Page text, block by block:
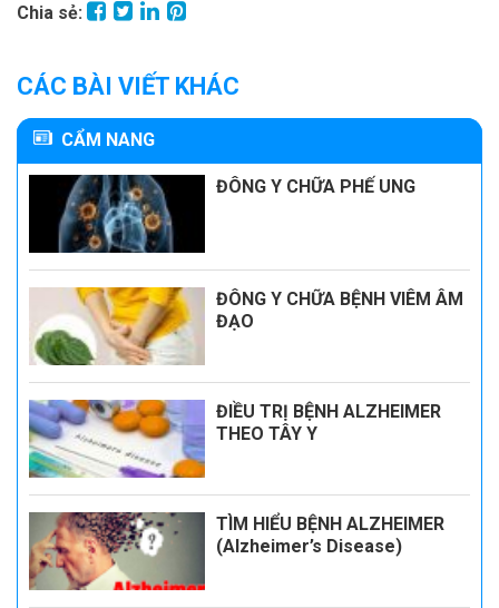
Chia sẻ:
CÁC BÀI VIẾT KHÁC
CẨM NANG
ĐÔNG Y CHỮA PHẾ UNG
ĐÔNG Y CHỮA BỆNH VIÊM ÂM
ĐẠO
ĐIỀU TRỊ BỆNH ALZHEIMER
THEO TÂY Y
TÌM HIỂU BỆNH ALZHEIMER
(Alzheimer’s Disease)